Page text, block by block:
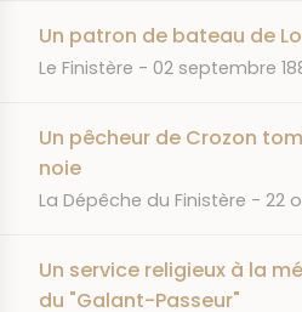
Un patron de bateau de
JOURNAL
Le Finistère DATE
02 septembre
Un pêcheur de Crozon
noie
JOURNAL
La Dépêche du Finistère 22
Un service religieux à la
du "Galant-Passeur"